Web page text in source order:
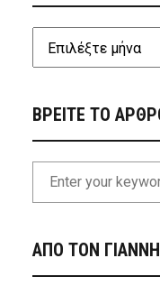
ΒΡΕΙΤΕ ΤΟ
ΑΠΟ ΤΟΝ